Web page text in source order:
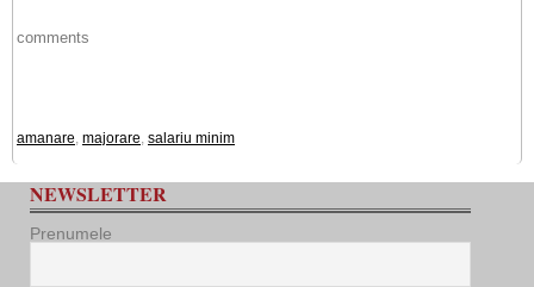
comments
amanare, majorare, salariu minim
NEWSLETTER
Prenumele